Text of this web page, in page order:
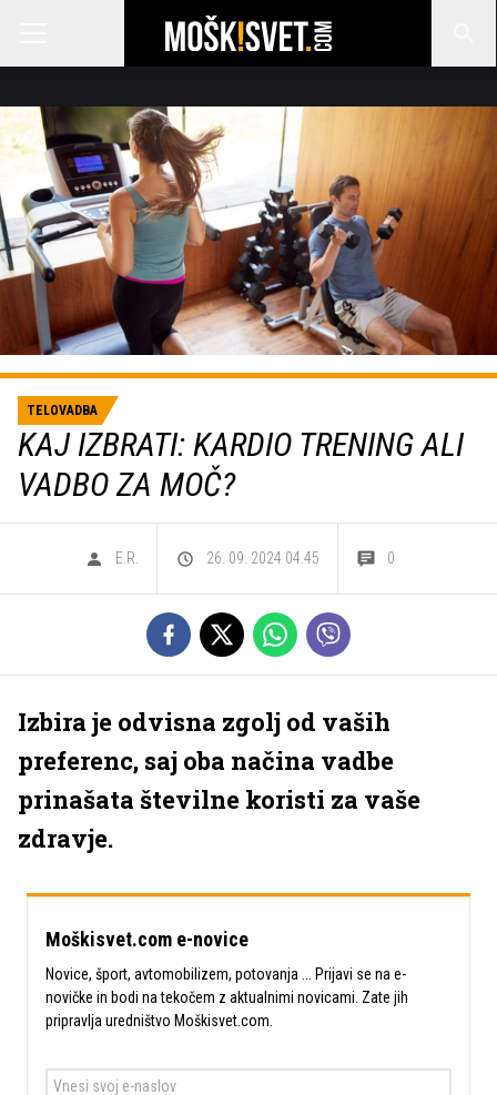
TELOVADBA
KAJ IZBRATI: KARDIO TRENING ALI
VADBO ZA MOČ?
E.R. 26. 09. 2024 04.45 0
Izbira je odvisna zgolj od vaših
preferenc, saj oba načina vadbe
prinašata številne koristi za vaše
zdravje.
Moškisvet.com e-novice
Novice, šport, avtomobilizem, potovanja ... Prijavi se na e-
novičke in bodi na tekočem z aktualnimi novicami. Zate jih
pripravlja uredništvo Moškisvet.com.